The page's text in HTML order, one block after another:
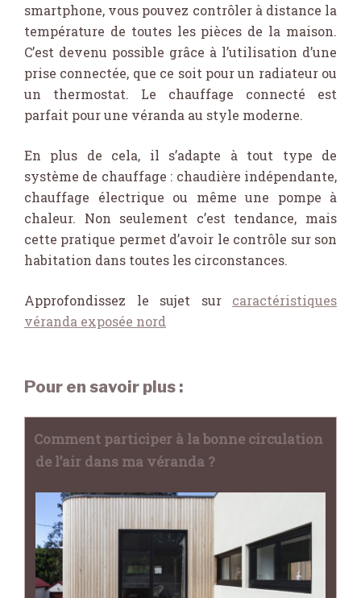
smartphone, vous pouvez contrôler à distance la
température de toutes les pièces de la maison.
C’est devenu possible grâce à l’utilisation d’une
prise connectée, que ce soit pour un radiateur ou
un thermostat. Le chauffage connecté est
parfait pour une véranda au style moderne.
En plus de cela, il s’adapte à tout type de
système de chauffage : chaudière indépendante,
chauffage électrique ou même une pompe à
chaleur. Non seulement c’est tendance, mais
cette pratique permet d’avoir le contrôle sur son
habitation dans toutes les circonstances.
Approfondissez le sujet sur caractéristiques
véranda exposée nord
Pour en savoir plus :
Comment participer à la bonne circulation
de l’air dans ma véranda ?